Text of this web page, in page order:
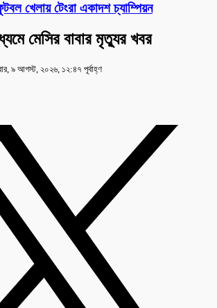
খেলায় টেংরা একাদশ চ্যাম্পিয়ন
মেসির বাবার মৃত্যুর খবর
৯ আগস্ট, ২০২৬, ১২:৪৭ পূর্বাহ্ণ